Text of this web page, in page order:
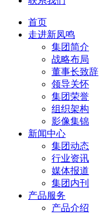
首页
走进新凤鸣
集团简介
战略布局
董事长致辞
领导关怀
集团荣誉
组织架构
影像集锦
新闻中心
集团动态
行业资讯
媒体报道
集团内刊
产品服务
产品介绍